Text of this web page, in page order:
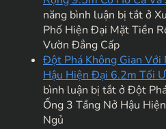
năng bình luận bị tắtở
Phố Hiện Đại Mặt Tiền
Vườn Đẳng Cấp
Đột Phá Không Gian Với
Hậu Hiện Đại 6.2m Tối
bình luận bị tắtở Đột
Ống 3 Tầng Nở Hậu
Ngủ